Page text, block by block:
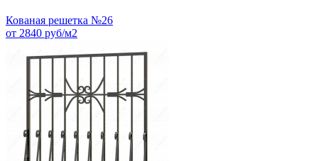
Кованая решетка №26
от 2840 руб/м2